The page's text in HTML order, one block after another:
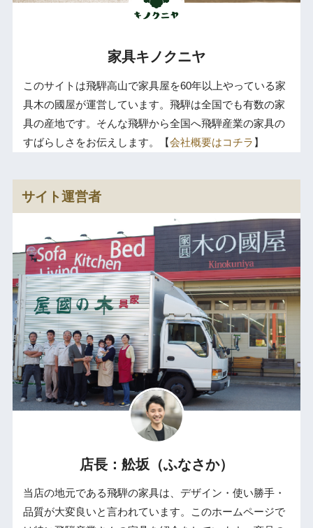
家具キノクニヤ
このサイトは飛騨高山で家具屋を60年以上やっている家
具木の國屋が運営しています。飛騨は全国でも有数の家
具の産地です。そんな飛騨から全国へ飛騨産業の家具の
すばらしさをお伝えします。【会社概要はコチラ 】
サイト運営者
店長：舩坂（ふなさか）
当店の地元である飛騨の家具は、デザイン・使い勝手・
品質が大変良いと言われています。このホームページで